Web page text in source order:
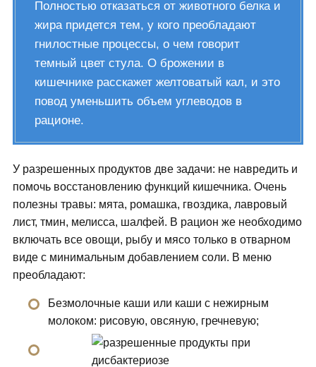
Полностью отказаться от животного белка и
жира придется тем, у кого преобладают
гнилостные процессы, о чем говорит
темный цвет стула. О брожении в
кишечнике расскажет желтоватый кал, и это
повод уменьшить объем углеводов в
рационе.
У разрешенных продуктов две задачи: не навредить и
помочь восстановлению функций кишечника. Очень
полезны травы: мята, ромашка, гвоздика, лавровый
лист, тмин, мелисса, шалфей. В рацион же необходимо
включать все овощи, рыбу и мясо только в отварном
виде с минимальным добавлением соли. В меню
преобладают:
Безмолочные каши или каши с нежирным
молоком: рисовую, овсяную, гречневую;